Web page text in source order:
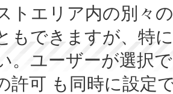
トエリア内の別々
もできますが、特
。ユーザーが選択
許可 も同時に設定